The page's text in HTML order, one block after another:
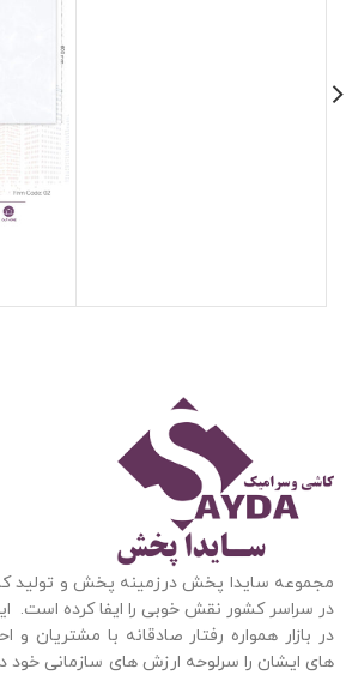
مجموعه سایدا پخش درزمینه پخش و تولید
در سراسر کشور نقش خوبی را ایفا کرده است.
در بازار همواره رفتار صادقانه با مشتریان و
های ایشان را سرلوحه ارزش های سازمانی خود